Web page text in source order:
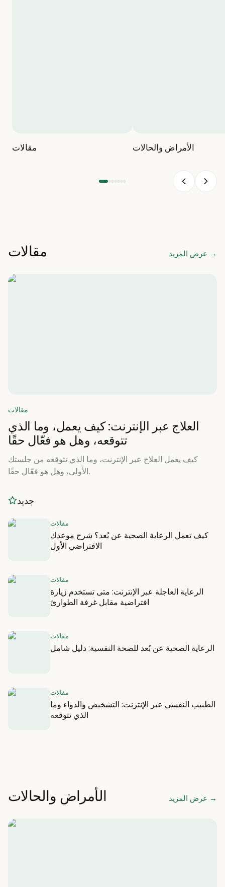
مقالات الأمراض والحالات
مقالات عرض المزيد →
مقالات
العلاج عبر الإنترنت: كيف يعمل، وما الذي
تتوقعه، وهل هو فعّال حقًا
كيف يعمل العلاج عبر الإنترنت، وما الذي تتوقعه من جلستك
الأولى، وهل هو فعّال حقًا.
جديد
مقالات
كيف تعمل الرعاية الصحية عن بُعد؟ شرح موعدك
الافتراضي الأول
مقالات
الرعاية العاجلة عبر الإنترنت: متى تستخدم زيارة
افتراضية مقابل غرفة الطوارئ
مقالات
الرعاية الصحية عن بُعد للصحة النفسية: دليل شامل
مقالات
الطبيب النفسي عبر الإنترنت: التشخيص والدواء وما
الذي تتوقعه
الأمراض والحالات عرض المزيد →